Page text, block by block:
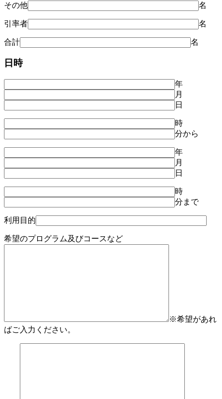
その他 名
引率者 名
合計 名
日時
年
月
日
時
分から
年
月
日
時
分 まで
利用目的
希望のプログラム及びコースなど
※希望があれ
ばご入力ください。